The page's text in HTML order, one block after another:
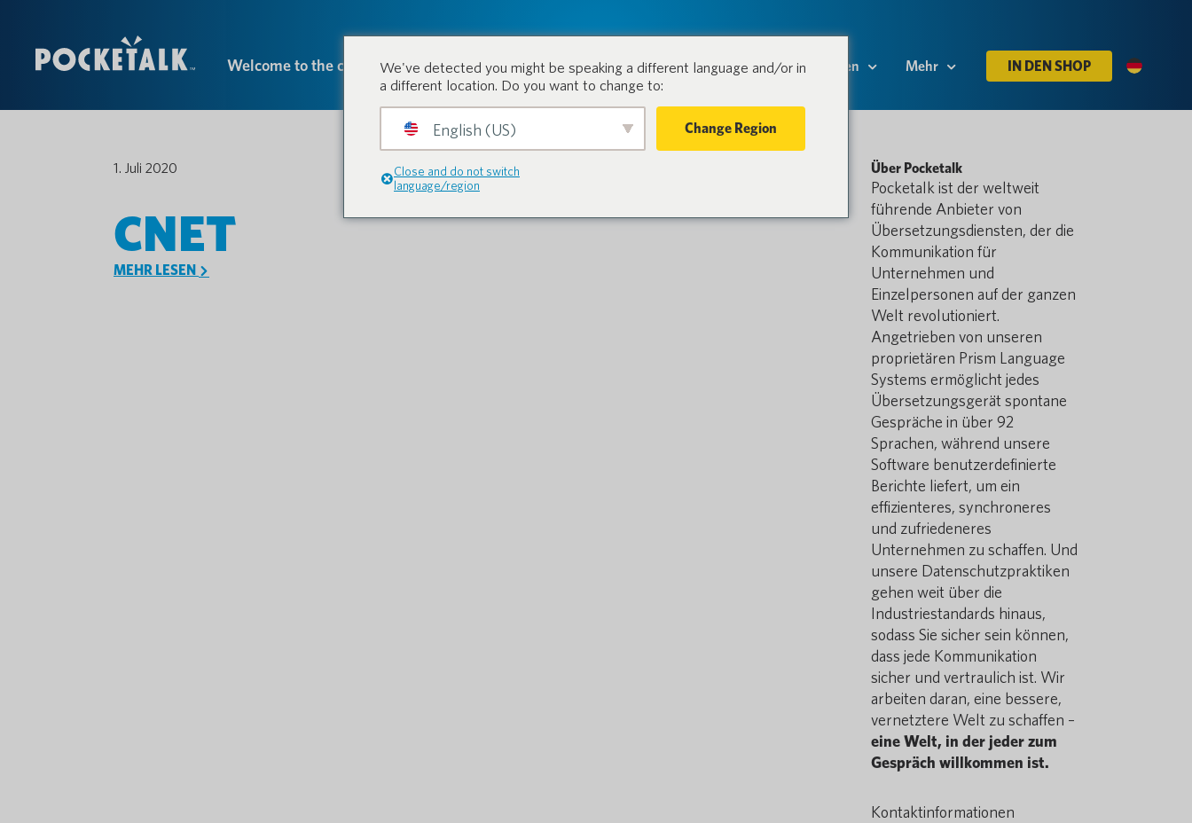
Welcome to the conversation. Produkte Branchen Ressourcen Mehr IN DEN SHOP
1. Juli 2020
CNET
MEHR LESEN
Über Pocketalk
Pocketalk ist der weltweit
führende Anbieter von
Übersetzungsdiensten, der die
Kommunikation für
Unternehmen und
Einzelpersonen auf der ganzen
Welt revolutioniert.
Angetrieben von unseren
proprietären Prism Language
Systems ermöglicht jedes
Übersetzungsgerät spontane
Gespräche in über 92
Sprachen, während unsere
Software benutzerdefinierte
Berichte liefert, um ein
effizienteres, synchroneres
und zufriedeneres
Unternehmen zu schaffen. Und
unsere Datenschutzpraktiken
gehen weit über die
Industriestandards hinaus,
sodass Sie sicher sein können,
dass jede Kommunikation
sicher und vertraulich ist. Wir
arbeiten daran, eine bessere,
vernetztere Welt zu schaffen –
eine Welt, in der jeder zum
Gespräch willkommen ist.
Kontaktinformationen
We've detected you might be speaking a different language and/or in
a different location. Do you want to change to:
English (US) Change Region
Close and do not switch
language/region